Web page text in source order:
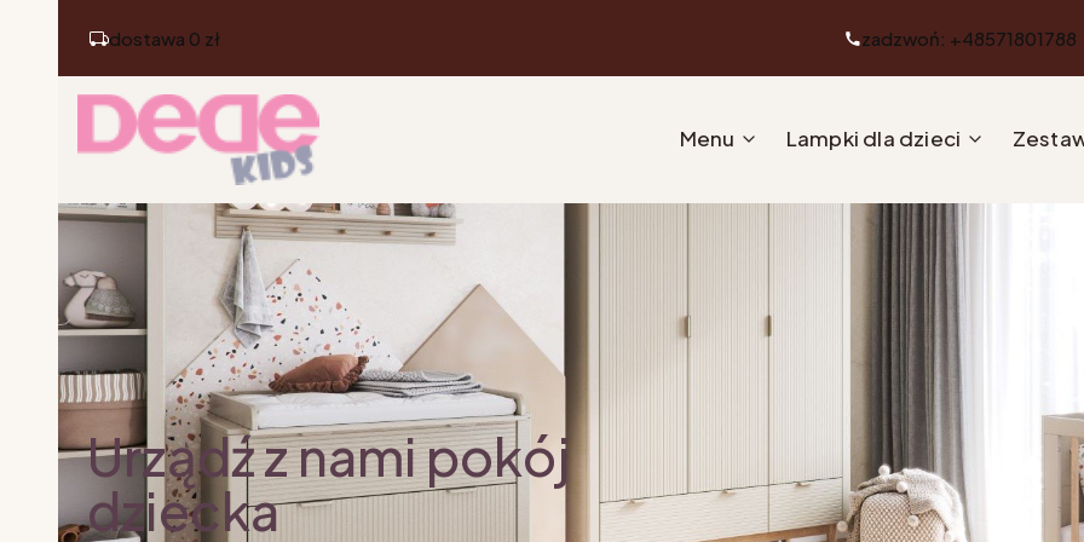
dostawa 0 zł zadzwoń: +48571801788
Menu Lampki dla dzieci
Urządź z nami pokój
dziecka